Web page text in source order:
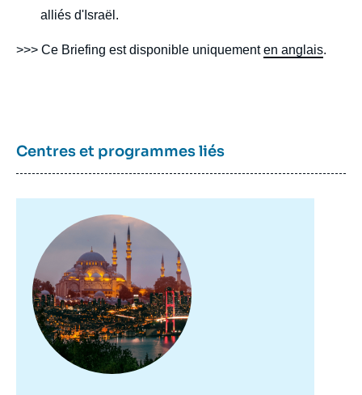
alliés d'Israël.
>>> Ce Briefing est disponible uniquementen anglais.
Centres et programmes liés
principale
Image
couverture
la
publication
Jeremy Wildeman, Justine Dazé, « Le